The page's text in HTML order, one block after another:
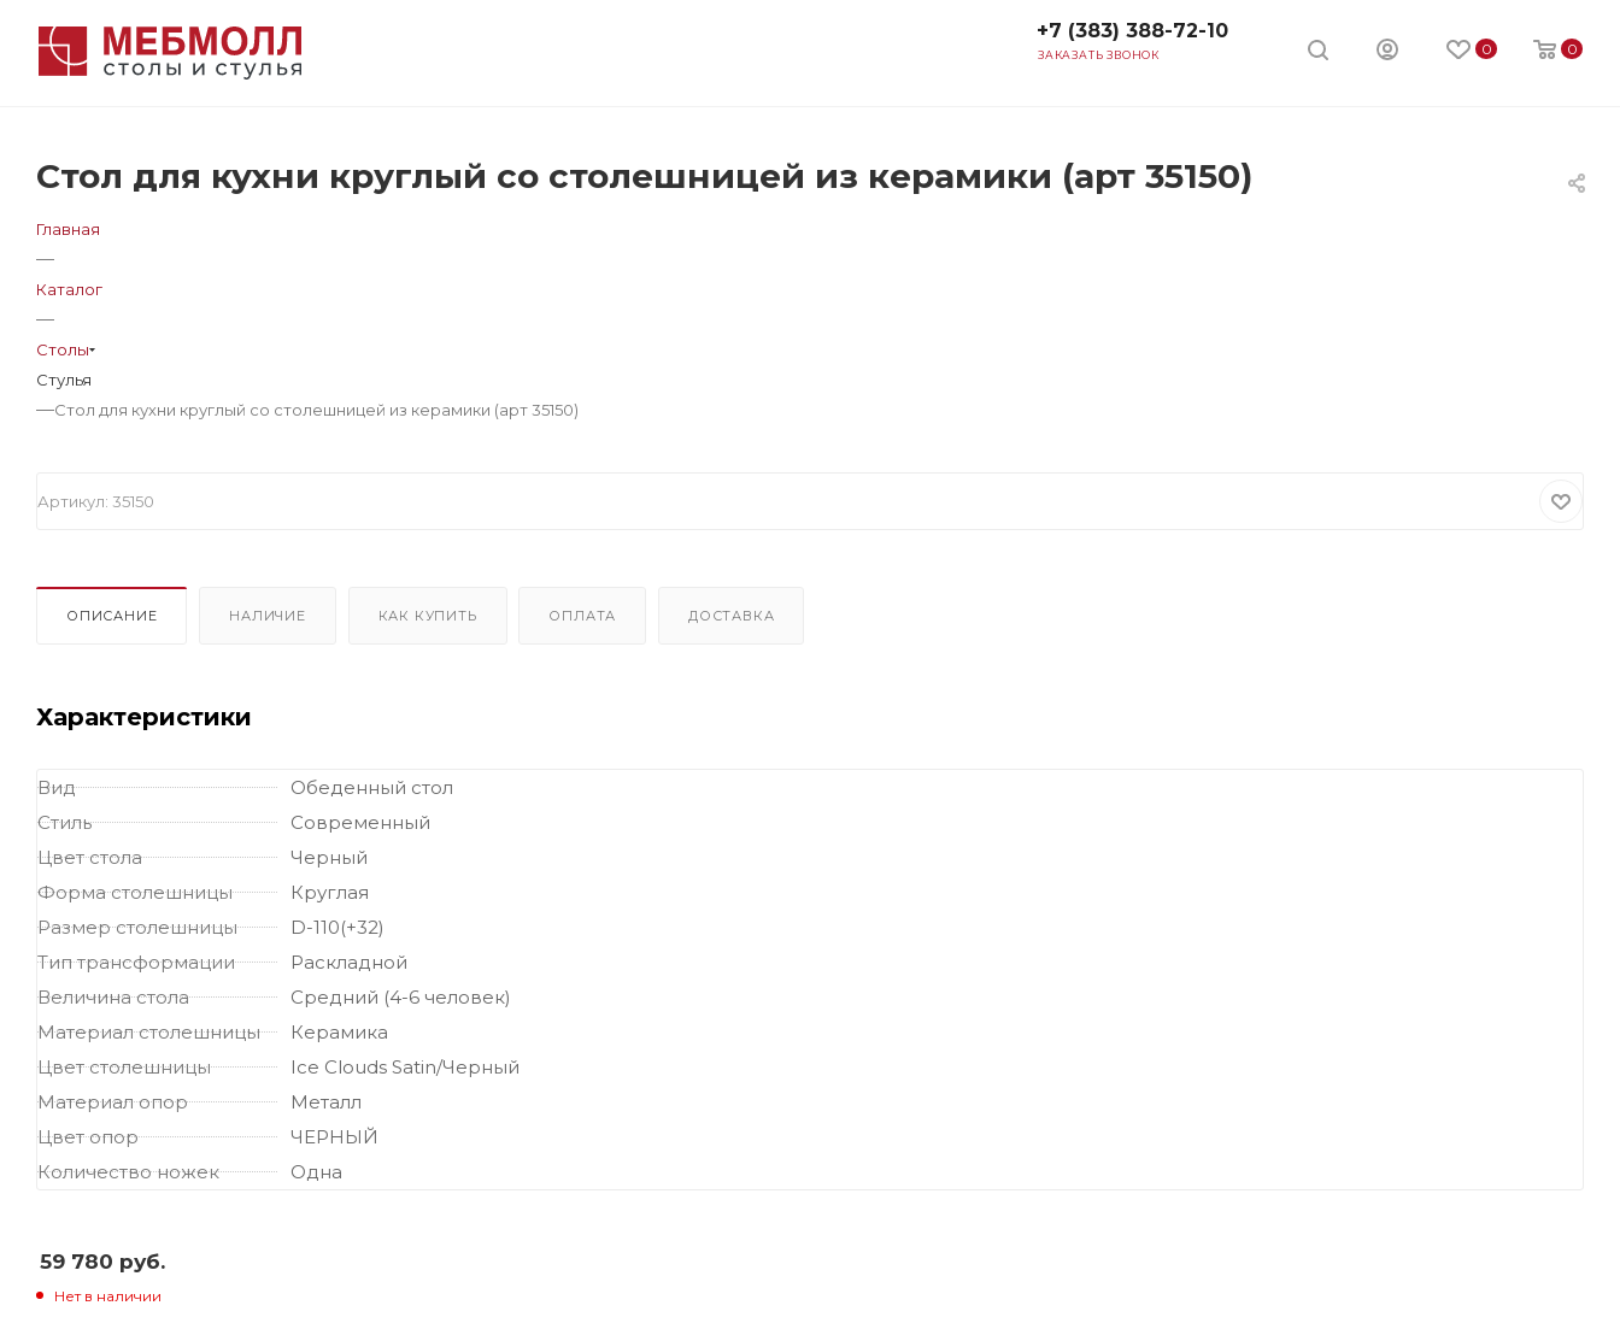
0 0
+7 (383) 388-72-10
ЗАКАЗАТЬ ЗВОНОК
Стол для кухни круглый со столешницей из керамики (арт 35150)
Главная
—
Каталог
—
Столы
Стулья
—Стол для кухни круглый со столешницей из керамики (арт 35150)
Артикул: 35150
ОПИСАНИЕ НАЛИЧИЕ КАК КУПИТЬ ОПЛАТА ДОСТАВКА
Характеристики
Вид
Обеденный стол
Стиль
Современный
Цвет стола
Черный
Форма столешницы
Круглая
Размер столешницы
D-110(+32)
Тип трансформации
Раскладной
Величина стола
Средний (4-6 человек)
Материал столешницы
Керамика
Цвет столешницы
Ice Clouds Satin/Черный
Материал опор
Металл
Цвет опор
ЧЕРНЫЙ
Количество ножек
Одна
59 780 руб.
Нет в наличии